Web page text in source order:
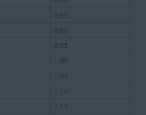
0,85
0,90
0,95
1,00
1,05
1,10
1,15